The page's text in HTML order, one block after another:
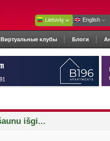
Lietuvių English
Виртуальные клубы Блоги
išgi...